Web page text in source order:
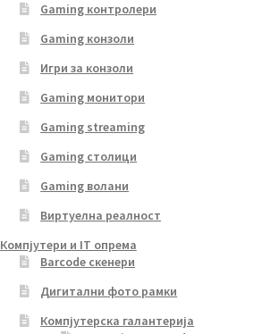
Gaming контролери
Gaming конзоли
Игри за конзоли
Gaming монитори
Gaming streaming
Gaming столици
Gaming волани
Виртуелна реалност
Компјутери и IT опрема
Barcode скенери
Дигитални фото рамки
Компјутерска галантерија